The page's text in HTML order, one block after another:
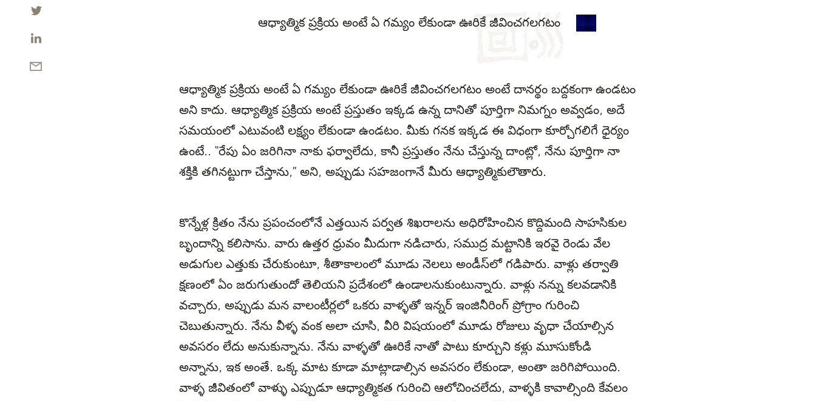
ఆధ్యాత్మిక ప్రక్రియ అంటే ఏ గమ్యం లేకుండా ఊరికే జీవించగలగటం
ఆధ్యాత్మిక ప్రక్రియ అంటే ఏ గమ్యం లేకుండా ఊరికే జీవించగలగటం అంటే దానర్థం బద్దకంగా ఉండటం
అని కాదు. ఆధ్యాత్మిక ప్రక్రియ అంటే ప్రస్తుతం ఇక్కడ ఉన్న దానితో పూర్తిగా నిమగ్నం అవ్వడం, అదే
సమయంలో ఎటువంటి లక్ష్యం లేకుండా ఉండటం. మీకు గనక ఇక్కడ ఈ విధంగా కూర్చోగలిగే ధైర్యం
ఉంటే.. “రేపు ఏం జరిగినా నాకు ఫర్వాలేదు, కానీ ప్రస్తుతం నేను చేస్తున్న దాంట్లో, నేను పూర్తిగా నా
శక్తికి తగినట్టుగా చేస్తాను,” అని, అప్పుడు సహజంగానే మీరు ఆధ్యాత్మికులౌతారు.
కొన్నేళ్ల క్రితం నేను ప్రపంచంలోనే ఎత్తయిన పర్వత శిఖరాలను అధిరోహించిన కొద్దిమంది సాహసికుల
బృందాన్ని కలిసాను. వారు ఉత్తర ధ్రువం మీదుగా నడిచారు, సముద్ర మట్టానికి ఇరవై రెండు వేల
అడుగుల ఎత్తుకు చేరుకుంటూ, శీతాకాలంలో మూడు నెలలు అండీస్‌లో గడిపారు. వాళ్లు తర్వాతి
క్షణంలో ఏం జరుగుతుందో తెలియని ప్రదేశంలో ఉండాలనుకుంటున్నారు. వాళ్లు నన్ను కలవడానికి
వచ్చారు, అప్పుడు మన వాలంటీర్లలో ఒకరు వాళ్ళతో ఇన్నర్ ఇంజినీరింగ్ ప్రోగ్రాం గురించి
చెబుతున్నారు. నేను వీళ్ళ వంక అలా చూసి, వీరి విషయంలో మూడు రోజులు వృధా చేయాల్సిన
అవసరం లేదు అనుకున్నాను. నేను వాళ్ళతో ఊరికే నాతో పాటు కూర్చుని కళ్లు మూసుకోండి
అన్నాను, ఇక అంతే. ఒక్క మాట కూడా మాట్లాడాల్సిన అవసరం లేకుండా, అంతా జరిగిపోయింది.
వాళ్ళ జీవితంలో వాళ్ళు ఎప్పుడూ ఆధ్యాత్మికత గురించి ఆలోచించలేదు, వాళ్ళకి కావాల్సింది కేవలం